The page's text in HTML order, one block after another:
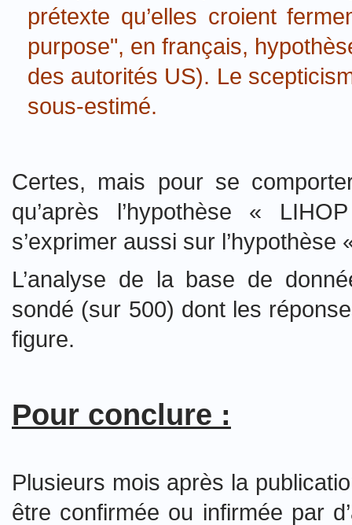
prétexte qu’elles croient
purpose", en français,
des autorités US). Le
sous-estimé.
Certes, mais pour se
qu’après l’hypothèse «
s’exprimer aussi sur
L’analyse de la base de
sondé (sur 500) dont les
figure.
Pour conclure :
Plusieurs mois après la
être confirmée ou infirmée par